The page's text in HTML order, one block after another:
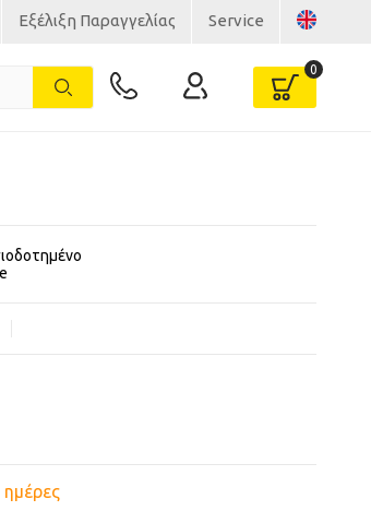
Εξέλιξη Παραγγελίας Service
ημέρες